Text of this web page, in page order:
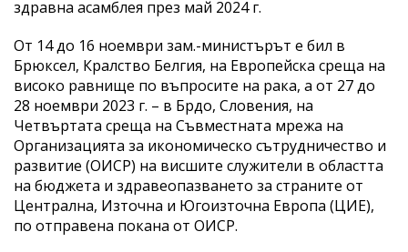
здравна асамблея през май 2024 г.
От 14 до 16 ноември зам.-министърът е бил в
Брюксел, Кралство Белгия, на Европейска среща на
високо равнище по въпросите на рака, а от 27 до
28 ноември 2023 г. – в Брдо, Словения, на
Четвъртата среща на Съвместната мрежа на
Организацията за икономическо сътрудничество и
развитие (ОИСР) на висшите служители в областта
на бюджета и здравеопазването за страните от
Централна, Източна и Югоизточна Европа (ЦИЕ),
по отправена покана от ОИСР.